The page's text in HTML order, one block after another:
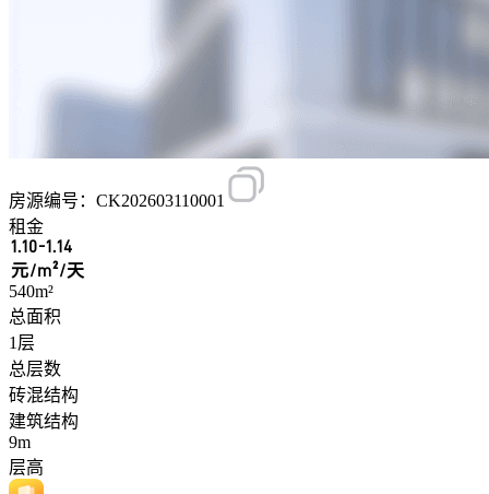
房源编号：CK202603110001
租金
1.10-1.14
元/m²/天
540m²
总面积
1层
总层数
砖混结构
建筑结构
9m
层高